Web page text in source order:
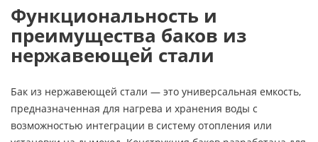
Функциональность и
преимущества баков из
нержавеющей стали
Бак из нержавеющей стали — это универсальная емкость,
предназначенная для нагрева и хранения воды с
возможностью интеграции в систему отопления или